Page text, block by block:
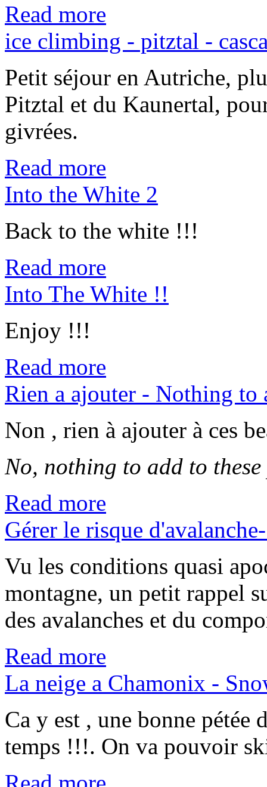
Read more
ice climbing - pitztal -
Petit séjour en Autriche,
Pitztal et du Kaunertal,
givrées.
Read more
Into the White 2
Back to the white !!!
Read more
Into The White !!
Enjoy !!!
Read more
Rien a ajouter - Nothing to
Non , rien à ajouter à ces
No, nothing to add to
Read more
Gérer le risque
Vu les conditions quasi
montagne, un petit rappel
des avalanches et du
Read more
La neige a Chamonix -
Ca y est , une bonne
temps !!!. On va pouvoir